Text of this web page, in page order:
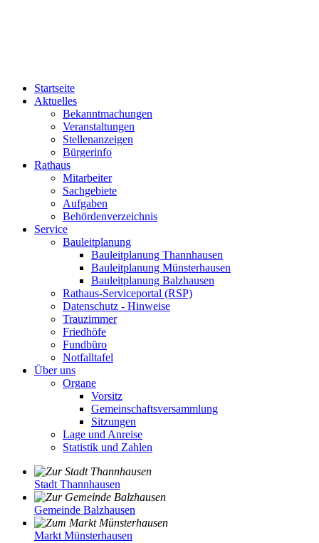
Startseite
Aktuelles
Bekanntmachungen
Veranstaltungen
Stellenanzeigen
Bürgerinfo
Rathaus
Mitarbeiter
Sachgebiete
Aufgaben
Behördenverzeichnis
Service
Bauleitplanung
Bauleitplanung Thannhausen
Bauleitplanung Münsterhausen
Bauleitplanung Balzhausen
Rathaus-Serviceportal (RSP)
Datenschutz - Hinweise
Trauzimmer
Friedhöfe
Fundbüro
Notfalltafel
Über uns
Organe
Vorsitz
Gemeinschaftsversammlung
Sitzungen
Lage und Anreise
Statistik und Zahlen
Stadt Thannhausen
Gemeinde Balzhausen
Markt Münsterhausen